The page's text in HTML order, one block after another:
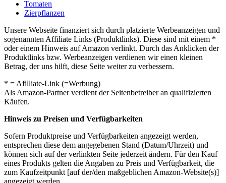
Tomaten
Zierpflanzen
Unsere Webseite finanziert sich durch platzierte Werbeanzeigen und
sogenannten Affiliate Links (Produktlinks). Diese sind mit einem *
oder einem Hinweis auf Amazon verlinkt. Durch das Anklicken der
Produktlinks bzw. Werbeanzeigen verdienen wir einen kleinen
Betrag, der uns hilft, diese Seite weiter zu verbessern.
* = Afilliate-Link (=Werbung)
Als Amazon-Partner verdient der Seitenbetreiber an qualifizierten
Käufen.
Hinweis zu Preisen und Verfügbarkeiten
Sofern Produktpreise und Verfügbarkeiten angezeigt werden,
entsprechen diese dem angegebenen Stand (Datum/Uhrzeit) und
können sich auf der verlinkten Seite jederzeit ändern. Für den Kauf
eines Produkts gelten die Angaben zu Preis und Verfügbarkeit, die
zum Kaufzeitpunkt [auf der/den maßgeblichen Amazon-Website(s)]
angezeigt werden.